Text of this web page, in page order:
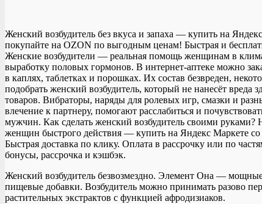
Женский возбудитель без вкуса и запаха — купить на
покупайте на OZON по выгодным ценам! Быстрая и
Женские возбудители — реальная помощь женщинам в
выработку половых гормонов. В интернет-аптеке можно
в каплях, таблетках и порошках. Их состав безвреден,
подобрать женский возбудитель, который не нанесёт
товаров. Вибраторы, наряды для ролевых игр, смазки и
влечение к партнеру, помогают расслабиться и
мужчин. Как сделать женский возбудитель своими руками?
женщин быстрого действия — купить на Яндекс Маркете со
Быстрая доставка по клику. Оплата в рассрочку или по
бонусы, рассрочка и кэшбэк.
Женский возбудитель безвозмездно. Элемент Она —
пищевые добавки. Возбудитель можно принимать разово
растительных экстрактов с функцией афродизиаков.